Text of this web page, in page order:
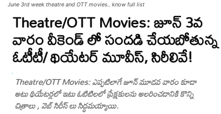
June 3rd week theatre and OTT movies.. know full list
Theatre/OTT Movies: జూన్ 3వ
వారం వీకెండ్ లో సందడి చేయబోతున్న
ఓటీటీ/ థియేటర్ మూవీస్, సిరీలివే!
Theatre/OTT Movies: ఎప్పటిలాగే జూన్ మూడవ వారం కూడా
అటు థియేటర్లలో ఇటు ఓటిటిలలో ప్రేక్షకులను అలరించడానికి కొన్ని
చిత్రాలు , వెబ్ సిరీస్ లు సిద్ధమయ్యాయి.